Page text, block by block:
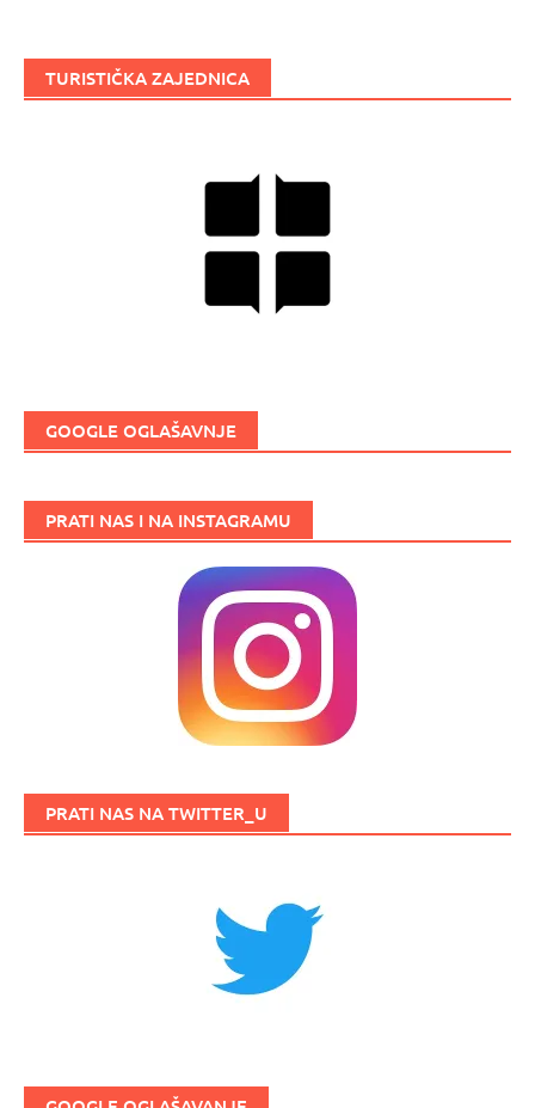
TURISTIČKA ZAJEDNICA
GOOGLE OGLAŠAVNJE
PRATI NAS I NA INSTAGRAMU
PRATI NAS NA TWITTER_U